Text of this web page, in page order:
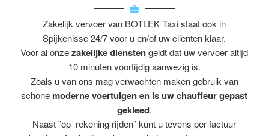
Zakelijk vervoer van BOTLEK Taxi staat ook in
Spijkenisse 24/7 voor u en/of uw clienten klaar.
Voor al onzezakelijke dienstengeldt dat uw vervoer altijd
10 minuten voortijdig aanwezig is.
Zoals u van ons mag verwachten maken gebruik van
schone moderne voertuigen en is uw chauffeur gepast
gekleed.
Naast ”op rekening rijden” kunt u tevens per factuur